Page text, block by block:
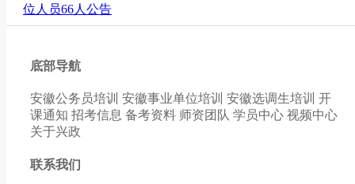
位人员66人公告
底部导航
安徽公务员培训 安徽事业单位培训 安徽选调生培训 开
课通知 招考信息 备考资料 师资团队 学员中心 视频中心
关于兴政
联系我们